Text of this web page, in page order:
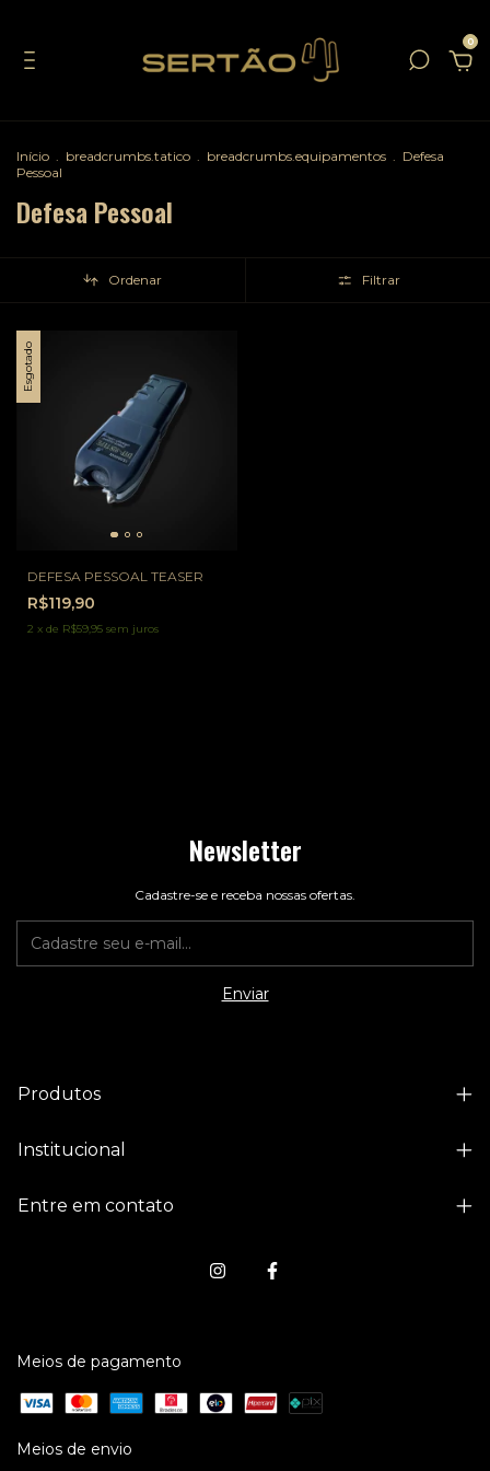
0
Início . breadcrumbs.tatico . breadcrumbs.equipamentos . Defesa
Pessoal
Defesa Pessoal
Ordenar Filtrar
Esgotado
DEFESA PESSOAL TEASER
R$119,90
2 x de R$59,95 sem juros
Newsletter
Cadastre-se e receba nossas ofertas.
Produtos
Institucional
Entre em contato
Meios de pagamento
Meios de envio